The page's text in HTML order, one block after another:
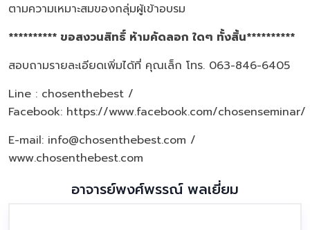
ตามความเหมาะสมของกลุ่มผู้เข้าอบรม
********** ขอสงวนสิทธิ์ ห้ามคัดลอก ใดๆ ทั้งสิ้น**********
สอบถามรายละเอียดเพิ่มได้ที่ คุณเล็ก โทร. 063-846-6405
Line : chosenthebest /
Facebook: https://www.facebook.com/chosenseminar/
E-mail: info@chosenthebest.com /
www.chosenthebest.com
อาจารย์พงศ์พรรณ์ พลเยี่ยม